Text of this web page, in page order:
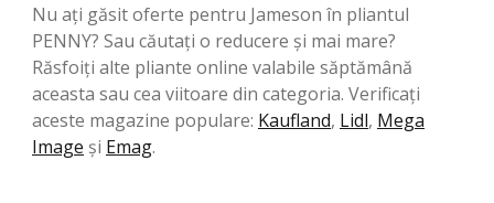
Nu ați găsit oferte pentru Jameson în pliantul
PENNY? Sau căutați o reducere și mai mare?
Răsfoiți alte pliante online valabile săptămână
aceasta sau cea viitoare din categoria. Verificați
aceste magazine populare: Kaufland, Lidl, Mega
Image şi Emag.